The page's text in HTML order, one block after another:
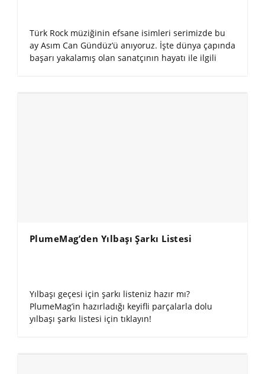
Türk Rock müziğinin efsane isimleri serimizde bu
ay Asım Can Gündüz’ü anıyoruz. İşte dünya çapında
başarı yakalamış olan sanatçının hayatı ile ilgili
PlumeMag’den Yılbaşı Şarkı Listesi
Yılbaşı geçesi için şarkı listeniz hazır mı?
PlumeMag’in hazırladığı keyifli parçalarla dolu
yılbaşı şarkı listesi için tıklayın!